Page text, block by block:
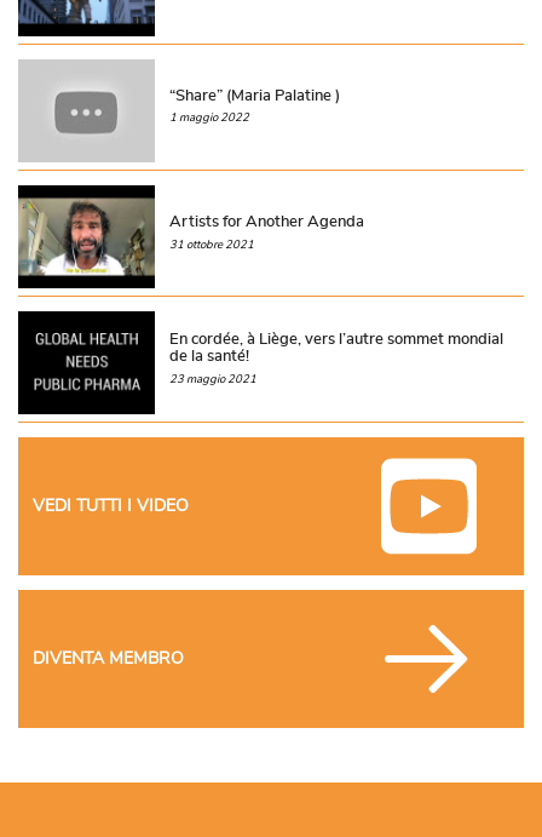
“Share” (Maria Palatine )
1 maggio 2022
Artists for Another Agenda
31 ottobre 2021
En cordée, à Liège, vers l’autre sommet mondial
de la santé!
23 maggio 2021
VEDI TUTTI I VIDEO
DIVENTA MEMBRO